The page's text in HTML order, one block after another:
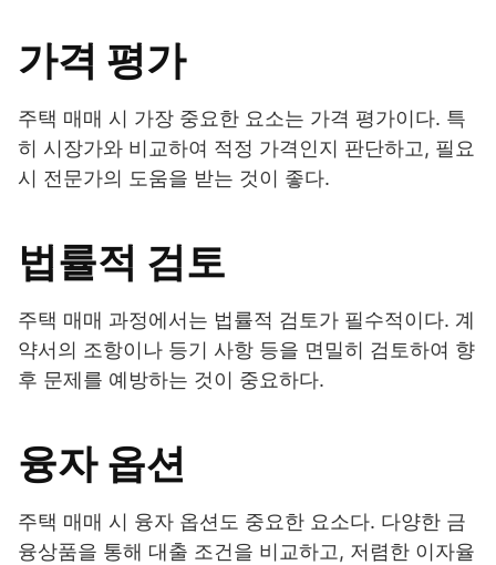
가격 평가
주택 매매 시 가장 중요한 요소는 가격 평가이다. 특
히 시장가와 비교하여 적정 가격인지 판단하고, 필요
시 전문가의 도움을 받는 것이 좋다.
법률적 검토
주택 매매 과정에서는 법률적 검토가 필수적이다. 계
약서의 조항이나 등기 사항 등을 면밀히 검토하여 향
후 문제를 예방하는 것이 중요하다.
융자 옵션
주택 매매 시 융자 옵션도 중요한 요소다. 다양한 금
융상품을 통해 대출 조건을 비교하고, 저렴한 이자율